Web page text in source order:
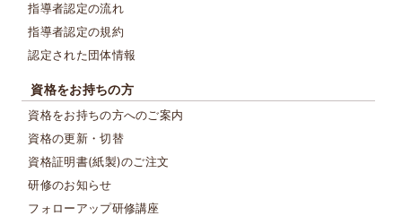
指導者認定の流れ
指導者認定の規約
認定された団体情報
資格をお持ちの方
資格をお持ちの方へのご案内
資格の更新・切替
資格証明書(紙製)のご注文
研修のお知らせ
フォローアップ研修講座